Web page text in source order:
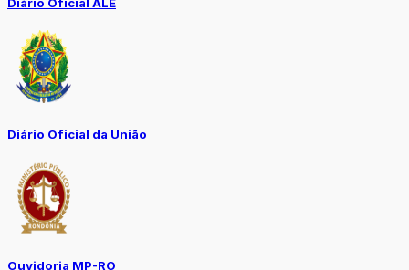
Diário Oficial da União
Ouvidoria MP-RO